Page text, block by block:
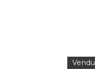
Vendu